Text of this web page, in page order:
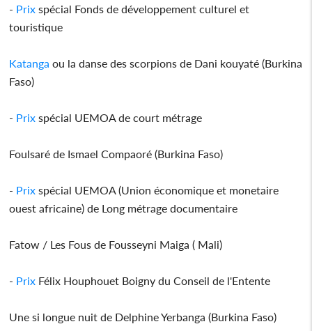
- Prix spécial Fonds de développement culturel et
touristique
Katanga ou la danse des scorpions de Dani kouyaté (Burkina
Faso)
- Prix spécial UEMOA de court métrage
Foulsaré de Ismael Compaoré (Burkina Faso)
- Prix spécial UEMOA (Union économique et monetaire
ouest africaine) de Long métrage documentaire
Fatow / Les Fous de Fousseyni Maiga ( Mali)
- Prix Félix Houphouet Boigny du Conseil de l'Entente
Une si longue nuit de Delphine Yerbanga (Burkina Faso)